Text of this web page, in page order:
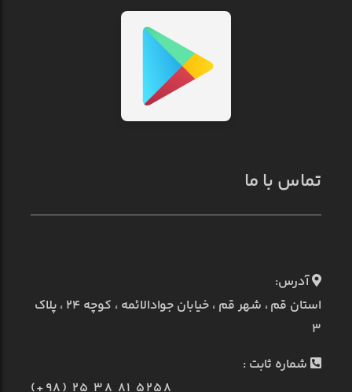
تماس با ما
آدرس:
استان قم ، شهر قم ، خیابان جوادالائمه ، کوچه ۲۴ ، پلاک
۳
شماره ثابت :